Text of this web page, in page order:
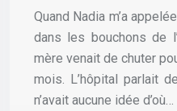
Quand Nadia m’a
dans les bouchons de
mère venait de chuter
mois. L’hôpital parlait
n’avait aucune idée d’où…